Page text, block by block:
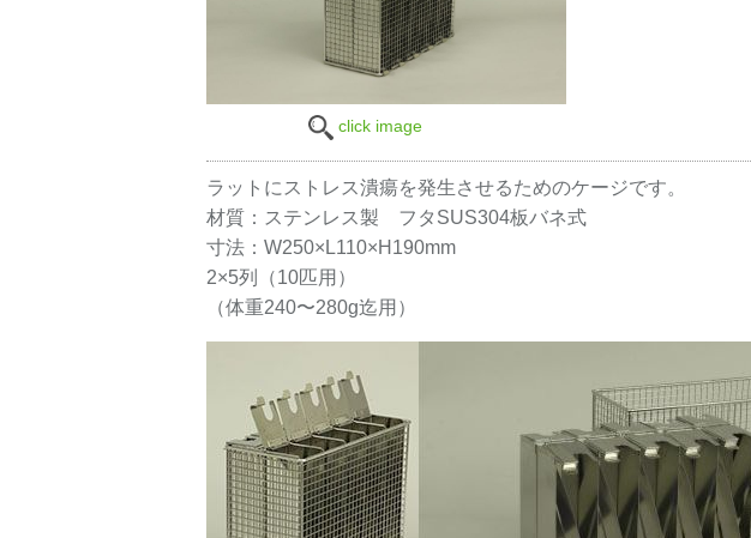
click image
ラットにストレス潰瘍を発生させるためのケージです。
材質：ステンレス製 フタSUS304板バネ式
寸法：W250×L110×H190mm
2×5列（10匹用）
（体重240〜280g迄用）